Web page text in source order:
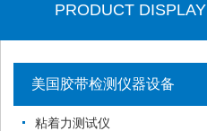
PRODUCT DISPLAY
美国胶带检测仪器设备
粘着力测试仪